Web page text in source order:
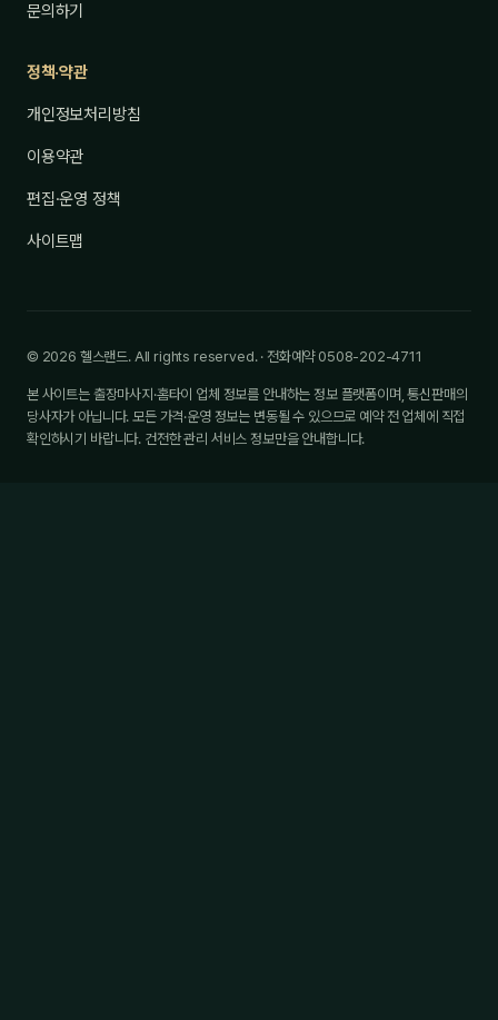
문의하기
정책·약관
개인정보처리방침
이용약관
편집·운영 정책
사이트맵
© 2026 헬스랜드. All rights reserved. · 전화예약 0508-202-4711
본 사이트는 출장마사지·홈타이 업체 정보를 안내하는 정보 플랫폼이며, 통신판매의
당사자가 아닙니다. 모든 가격·운영 정보는 변동될 수 있으므로 예약 전 업체에 직접
확인하시기 바랍니다. 건전한 관리 서비스 정보만을 안내합니다.